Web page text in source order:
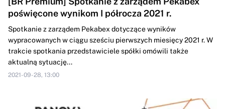
poświęcone wynikom I półrocza 2021 r.
Spotkanie z zarządem Pekabex dotyczące wyników
wypracowanych w ciągu sześciu pierwszych miesięcy 2021 r. W
trakcie spotkania przedstawiciele spółki omówili także
aktualną sytuację...
2021-09-28, 13:00